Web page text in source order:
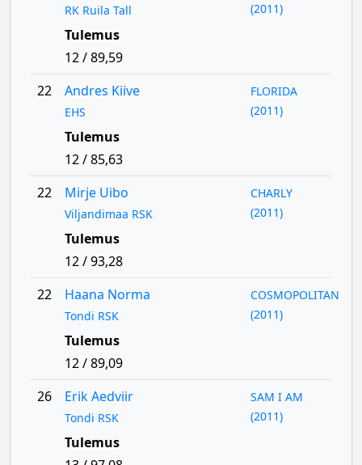
RK Ruila Tall
(2011)
Tulemus
12 / 89,59
22
Andres Kiive
EHS
FLORIDA
(2011)
Tulemus
12 / 85,63
22
Mirje Uibo
Viljandimaa RSK
CHARLY
(2011)
Tulemus
12 / 93,28
22
Haana Norma
Tondi RSK
COSMOPOLITAN
(2011)
Tulemus
12 / 89,09
26
Erik Aedviir
Tondi RSK
SAM I AM
(2011)
Tulemus